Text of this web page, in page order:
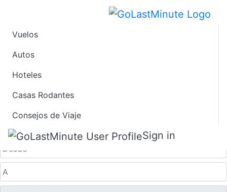
Vuelos
Autos
Hoteles
Casas Rodantes
Consejos de Viaje
Sign in
Ofertas de Viaje de
Último Minuto a
Solo ida